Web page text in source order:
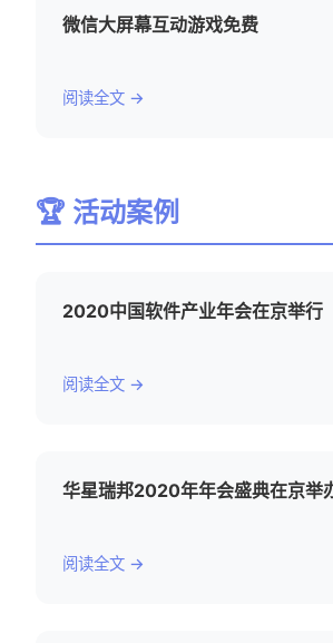
微信大屏幕互动游戏免费
阅读全文 →
🏆 活动案例
2020中国软件产业年会在京举行
阅读全文 →
华星瑞邦2020年年会盛典在京举
阅读全文 →